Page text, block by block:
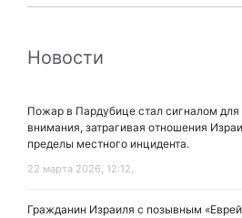
Новости
Пожар в Пардубице стал сигналом
внимания, затрагивая отношения
пределы местного инцидента.
22 марта 2026, 12:12,
Гражданин Израиля с позывным